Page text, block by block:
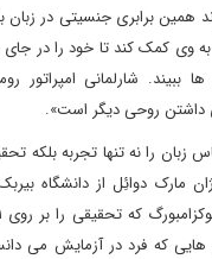
همین برابری جنسیتی در زبان
وی کمک کند تا خود را در جای
شارلمانی امپراتور
داشتن روحی دیگر است».
را نه تنها تجربه بلکه
مارک دوائِل از دانشگاه
هایی که فرد در آزمایش می